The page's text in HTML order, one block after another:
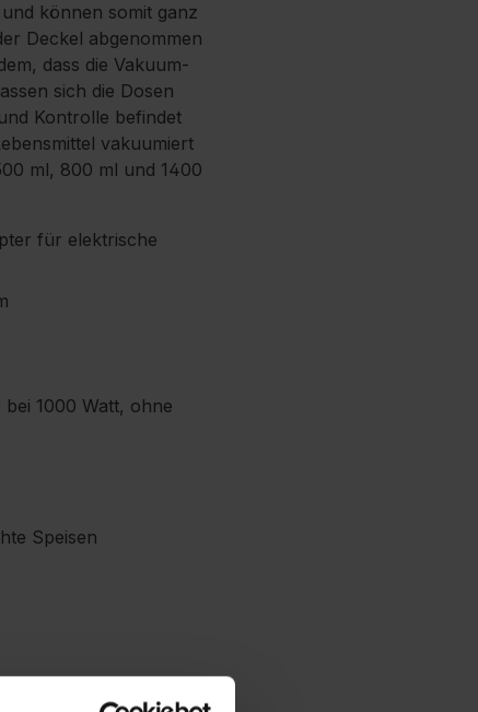
können somit ganz
Deckel abgenommen
dass die Vakuum-
sich die Dosen
Kontrolle befindet
vakuumiert
ml, 800 ml und 1400
für elektrische
1000 Watt, ohne
Speisen